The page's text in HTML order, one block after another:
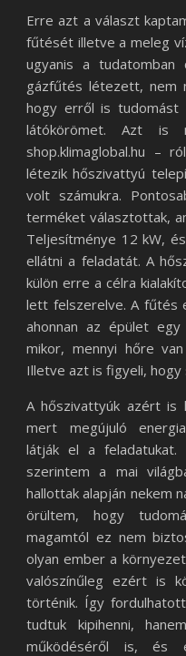
Erre azt a választ
fűtését illetve a meleg
ugyanis a
gázfűtés létezett, nem
hogy erről is
látókörömet. Azt is
shop.klimaglobal.hu –
létezik hőszivattyú
volt számukra.
terméket választottak,
Teljesítménye 12 kW,
ellátni a feladatát. A
külön erre a célra
lett felszerelve. A fűtés
ahonnan az épület
mikor, mennyi hőre
Illetve azt is figyeli, hogy
A hőszivattyúk azért is
mert megújuló
látják el a
szerintem a mai
hallottak alapján nekem
örültem, hogy
magamtól ez nem
olyan ember a
valószínűleg ezért is
történik. Így
tudtuk kipihenni,
működéséről is, és